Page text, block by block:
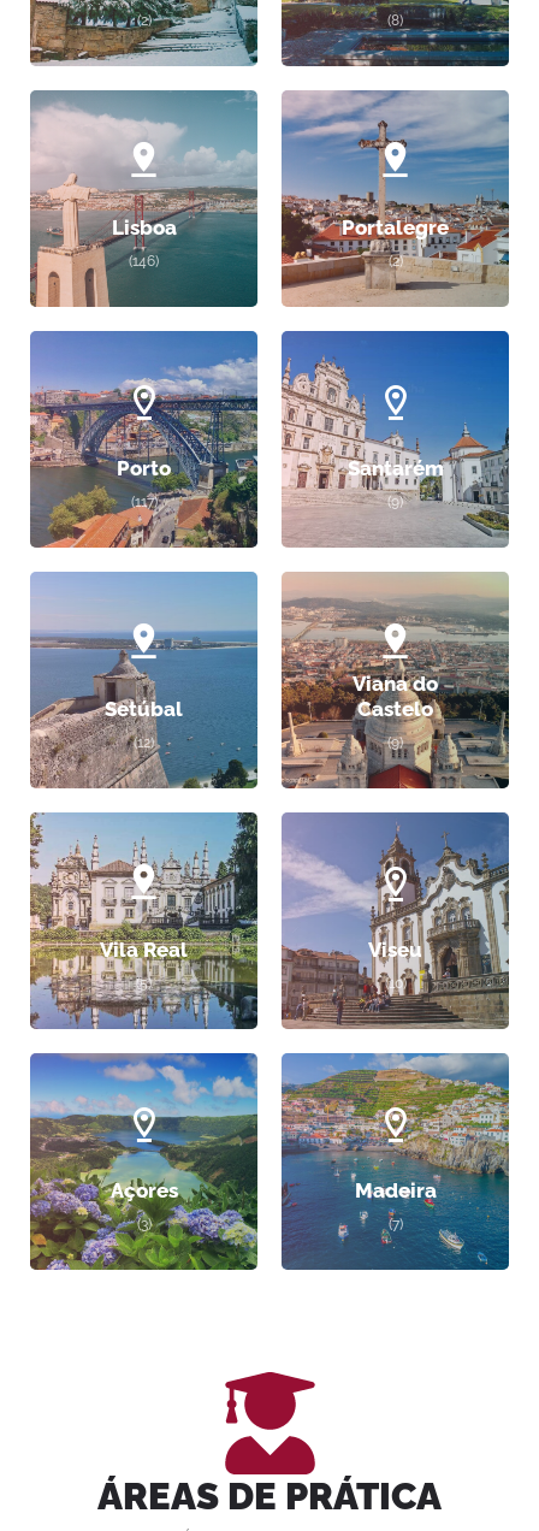
(2) (8)
Lisboa
(146)
Portalegre
(2)
Porto
(117)
Santarém
(9)
Setúbal
(12)
Viana do
Castelo
(9)
Vila Real
(5)
Viseu
(10)
Açores
(3)
Madeira
(7)
ÁREAS DE PRÁTICA